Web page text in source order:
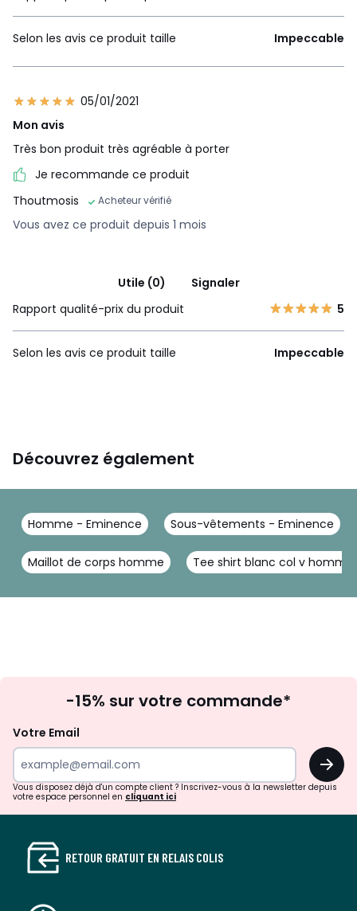
Selon les avis ce produit taille Impeccable
05/01/2021
Mon avis
Très bon produit très agréable à porter
Je recommande ce produit
Thoutmosis
Acheteur vérifié
Vous avez ce produit depuis 1 mois
Utile (0)
Signaler
Rapport qualité-prix du produit
5
Selon les avis ce produit taille Impeccable
Découvrez également
Homme - Eminence Sous-vêtements - Eminence
Maillot de corps homme Tee shirt blanc col v homme
à
newsletter
-15% sur votre commande*
Votre Email
OK
Vous disposez déjà d'un compte client ? Inscrivez-vous à la newsletter depuis
votre espace personnel en cliquant ici
RETOUR GRATUIT EN RELAIS COLIS